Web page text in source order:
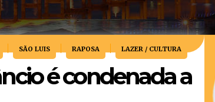
SÃO LUIS RAPOSA LAZER / CULTURA
é condenada a